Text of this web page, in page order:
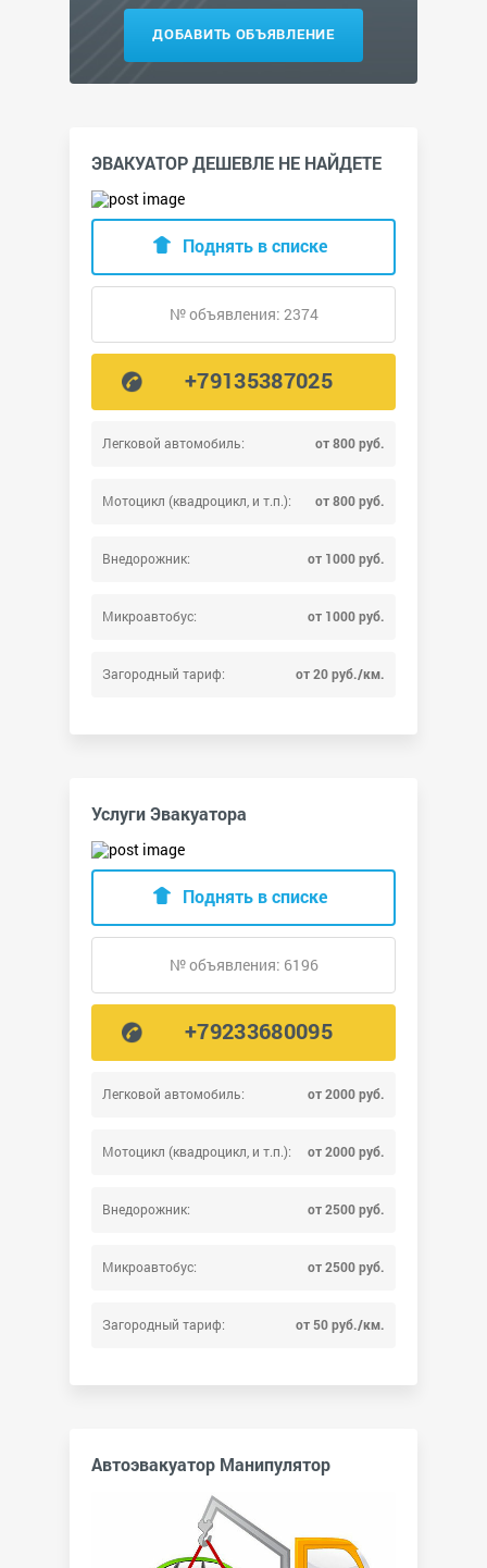
ДОБАВИТЬ ОБЪЯВЛЕНИЕ
ЭВАКУАТОР ДЕШЕВЛЕ НЕ НАЙДЕТЕ
Легковой автомобиль: от 800 руб.
Мотоцикл (квадроцикл, и т.п.): от 800 руб.
Внедорожник: от 1000 руб.
Микроавтобус: от 1000 руб.
Загородный тариф: от 20 руб./км.
Поднять в списке
№ объявления: 2374
+79135387025
Услуги Эвакуатора
Легковой автомобиль: от 2000 руб.
Мотоцикл (квадроцикл, и т.п.): от 2000 руб.
Внедорожник: от 2500 руб.
Микроавтобус: от 2500 руб.
Загородный тариф: от 50 руб./км.
Поднять в списке
№ объявления: 6196
+79233680095
Автоэвакуатор Манипулятор